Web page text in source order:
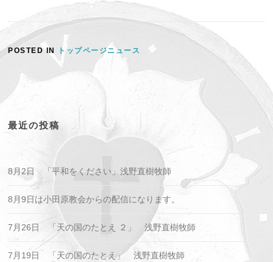
POSTED IN トップページニュース
最近の投稿
8月2日 「平和をください」浅野直樹牧師
8月9日は小田原教会からの配信になります。
7月26日 「天の国のたとえ ２」 浅野直樹牧師
7月19日 「天の国のたとえ」 浅野直樹牧師